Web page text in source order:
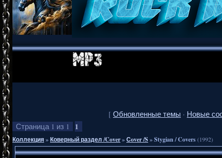
[ Обновленные темы · Новые
Страница 1 из 1 1
Коллекция»Коверный раздел /Cover»Сover /S »Stygian / Covers(1992)